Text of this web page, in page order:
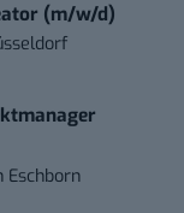
(m/w/d)
Eschborn